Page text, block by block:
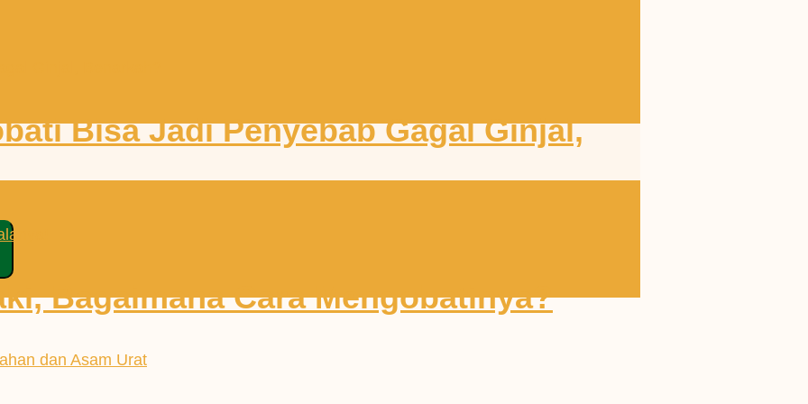
Bisa Jadi Penyebab Gagal Ginjal,
Bagaimana Cara Mengobatinya?